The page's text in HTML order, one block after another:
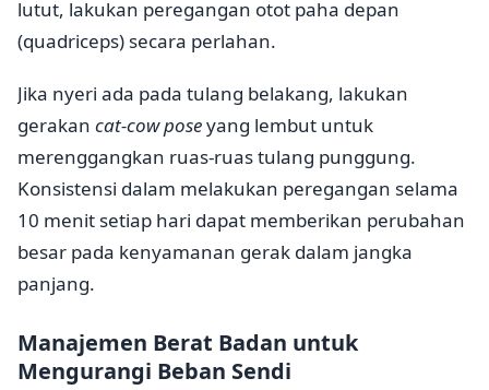
lutut, lakukan peregangan otot paha depan
(quadriceps) secara perlahan.
Jika nyeri ada pada tulang belakang, lakukan
gerakan cat-cow poseyang lembut untuk
merenggangkan ruas-ruas tulang punggung.
Konsistensi dalam melakukan peregangan selama
10 menit setiap hari dapat memberikan perubahan
besar pada kenyamanan gerak dalam jangka
panjang.
Manajemen Berat Badan untuk
Mengurangi Beban Sendi